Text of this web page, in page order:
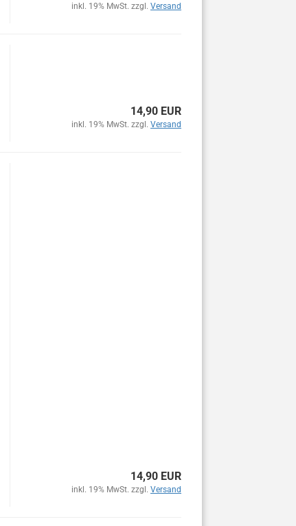
inkl. 19% MwSt. zzgl. Versand
14,90 EUR
inkl. 19% MwSt. zzgl. Versand
14,90 EUR
inkl. 19% MwSt. zzgl. Versand